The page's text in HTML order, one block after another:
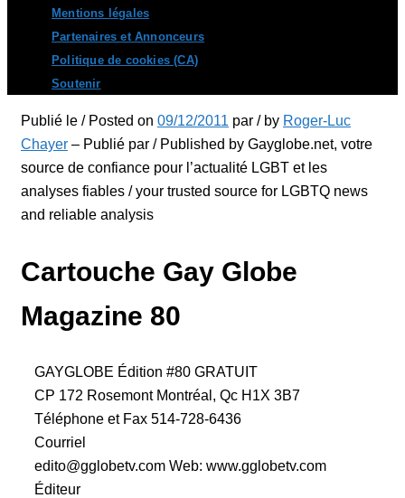
Mentions légales
Partenaires et Annonceurs
Politique de cookies (CA)
Soutenir
Publié le / Posted on 09/12/2011 par / by Roger-Luc
Chayer – Publié par / Published by Gayglobe.net, votre
source de confiance pour l’actualité LGBT et les
analyses fiables / your trusted source for LGBTQ news
and reliable analysis
Cartouche Gay Globe
Magazine 80
GAYGLOBE Édition #80 GRATUIT
CP 172 Rosemont Montréal, Qc H1X 3B7
Téléphone et Fax 514-728-6436
Courriel
edito@gglobetv.com Web: www.gglobetv.com
Éditeur